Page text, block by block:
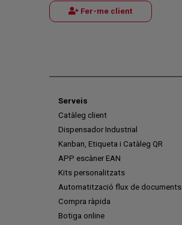
Fer-me client
Serveis
Catàleg client
Dispensador Industrial
Kanban, Etiqueta i Catàleg QR
APP escàner EAN
Kits personalitzats
Automatització flux de documents
Compra ràpida
Botiga online